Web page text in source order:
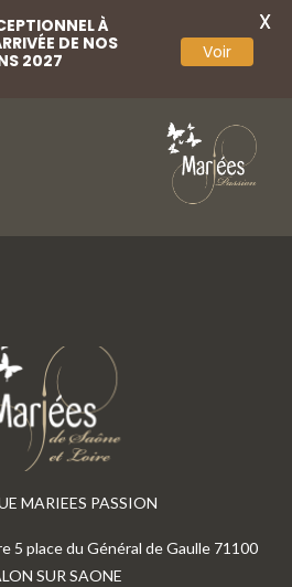
MARIEES PASSION
5 place du Général de Gaulle 71100
SUR SAONE
À
DE NOS
2027
Voir
X